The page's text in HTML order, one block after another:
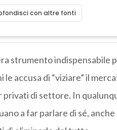
con altre fonti
strumento indispensabile
accusa di “viziare” il
di settore. In
a far parlare di sé,